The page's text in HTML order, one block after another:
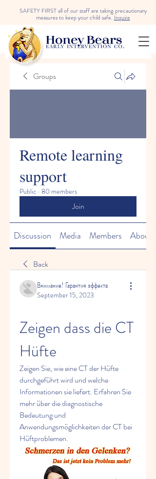
SAFETY FIRST all of our staff are taking precautionary
measures to keep your child safe.Inquire
Groups
Remote learning
support
Public · 80 members
Join
Discussion Media Members About
Back
Внимание! Гарантия эффекта
September 15, 2023
Zeigen dass die CT
Hüfte
Zeigen Sie, wie eine CT der Hüfte
durchgeführt wird und welche
Informationen sie liefert. Erfahren Sie
mehr über die diagnostische
Bedeutung und
Anwendungsmöglichkeiten der CT bei
Hüftproblemen.